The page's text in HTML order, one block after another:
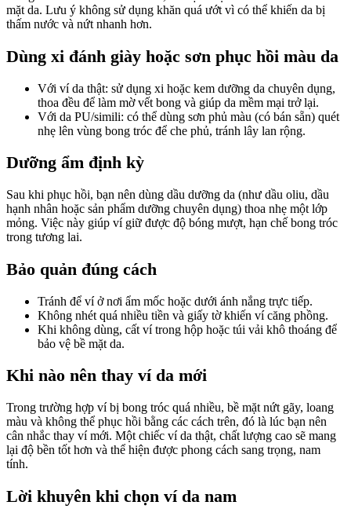
mặt da. Lưu ý không sử dụng khăn quá ướt vì có thể khiến da bị
thấm nước và nứt nhanh hơn.
Dùng xi đánh giày hoặc sơn phục hồi màu da
Với ví da thật: sử dụng xi hoặc kem dưỡng da chuyên dụng,
thoa đều để làm mờ vết bong và giúp da mềm mại trở lại.
Với da PU/simili: có thể dùng sơn phủ màu (có bán sẵn) quét
nhẹ lên vùng bong tróc để che phủ, tránh lây lan rộng.
Dưỡng ẩm định kỳ
Sau khi phục hồi, bạn nên dùng dầu dưỡng da (như dầu oliu, dầu
hạnh nhân hoặc sản phẩm dưỡng chuyên dụng) thoa nhẹ một lớp
mỏng. Việc này giúp ví giữ được độ bóng mượt, hạn chế bong tróc
trong tương lai.
Bảo quản đúng cách
Tránh để ví ở nơi ẩm mốc hoặc dưới ánh nắng trực tiếp.
Không nhét quá nhiều tiền và giấy tờ khiến ví căng phồng.
Khi không dùng, cất ví trong hộp hoặc túi vải khô thoáng để
bảo vệ bề mặt da.
Khi nào nên thay ví da mới
Trong trường hợp ví bị bong tróc quá nhiều, bề mặt nứt gãy, loang
màu và không thể phục hồi bằng các cách trên, đó là lúc bạn nên
cân nhắc thay ví mới. Một chiếc ví da thật, chất lượng cao sẽ mang
lại độ bền tốt hơn và thể hiện được phong cách sang trọng, nam
tính.
Lời khuyên khi chọn ví da nam